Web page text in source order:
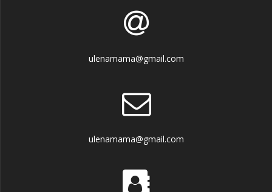
ulenamama@gmail.com
ulenamama@gmail.com